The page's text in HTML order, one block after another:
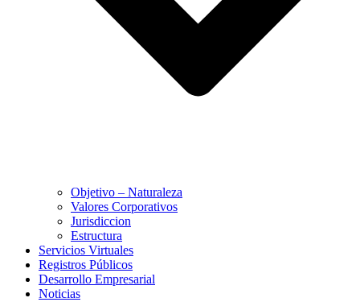
Objetivo – Naturaleza
Valores Corporativos
Jurisdiccion
Estructura
Servicios Virtuales
Registros Públicos
Desarrollo Empresarial
Noticias